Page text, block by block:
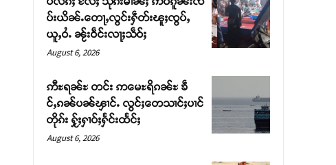
ပ်းယိၼ်ႉတေႃႇလွင်းႁဵတ်းၽူႈၸွပ်ႇ
ယူႇဝႆႉ ၼႂ်းဝဵင်းလႃႈသဵဝ်ႈ
August 6, 2026
ဢီႊရၼ်ႊ တင်း ဢမေႊရိၵၼ်ႊ ၶဵ
င်ႇၵၼ်ပၼ်ၾၢင်ႉ လွင်ႈတေသၢင်ႈပၢင်
တိုၵ်း ႁႂ်ႈႁၢဝ်ႈႁႅင်းထႅင်ႈ
August 6, 2026